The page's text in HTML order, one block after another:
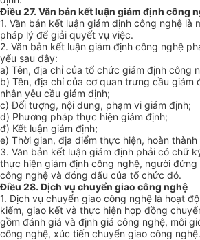
Điều 27. Văn bản kết luận giám định công
1. Văn bản kết luận giám định công nghệ là
pháp lý để giải quyết vụ việc.
2. Văn bản kết luận giám định công nghệ
yếu sau đây:
a) Tên, địa chỉ của tổ chức giám định công
b) Tên, địa chỉ của cơ quan trưng cầu giám
nhân yêu cầu giám định;
c) Đối tượng, nội dung, phạm vi giám định;
d) Phương pháp thực hiện giám định;
đ) Kết luận giám định;
e) Thời gian, địa điểm thực hiện, hoàn thành
3. Văn bản kết luận giám định phải có chữ
thực hiện giám định công nghệ, người
công nghệ và đóng dấu của tổ chức đó.
Điều 28. Dịch vụ chuyển giao công nghệ
1. Dịch vụ chuyển giao công nghệ là hoạt
kiếm, giao kết và thực hiện hợp đồng
gồm đánh giá và định giá công nghệ, môi
công nghệ, xúc tiến chuyển giao công nghệ.